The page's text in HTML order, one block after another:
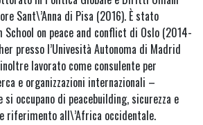
Sant\’Anna di Pisa (2016). È stato
School on peace and conflict di Oslo (2014-
presso l’Univesità Autonoma di Madrid
lavorato come consulente per
e organizzazioni internazionali –
occupano di peacebuilding, sicurezza e
riferimento all\’Africa occidentale.